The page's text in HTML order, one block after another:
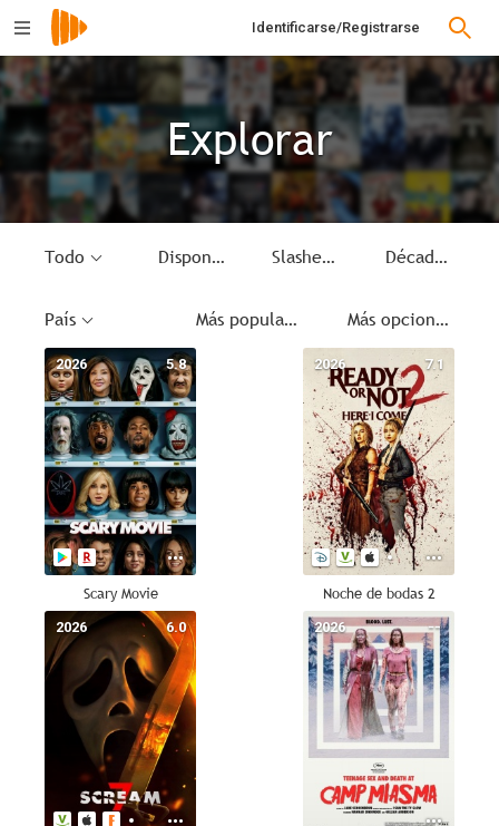
Identificarse/Registrarse
Explorar
Todo Disponible Slasher Década
País Más populares Más opciones
5.8
2026
Scary Movie
7.1
2026
Noche de bodas 2
6.0
2026 --
2026